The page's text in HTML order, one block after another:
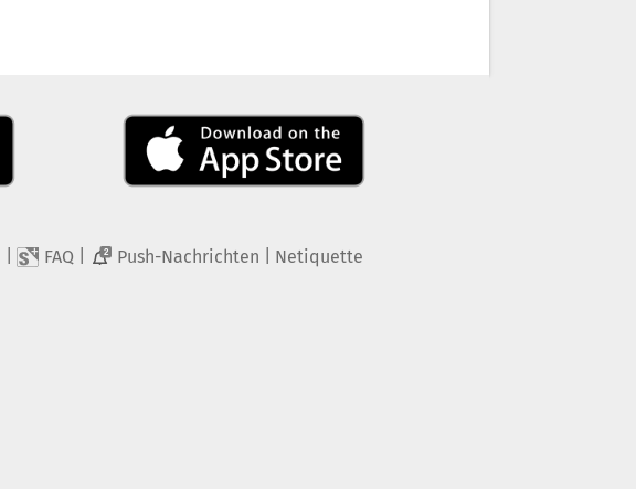
FAQ 2 Push-Nachrichten Netiquette